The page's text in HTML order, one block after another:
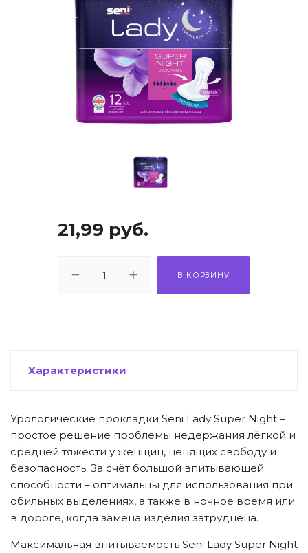
21,99 руб.
В КОРЗИНУ
Характеристики
Урологические прокладки Seni Lady Super Night –
простое решение проблемы недержания лёгкой и
средней тяжести у женщин, ценящих свободу и
безопасность. За счёт большой впитывающей
способности – оптимальны для использования при
обильных выделениях, а также в ночное время или
в дороге, когда замена изделия затруднена.
Максимальная впитываемость Seni Lady Super Night